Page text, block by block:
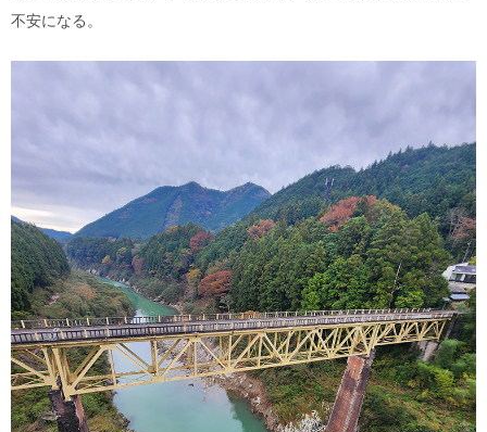
不安になる。